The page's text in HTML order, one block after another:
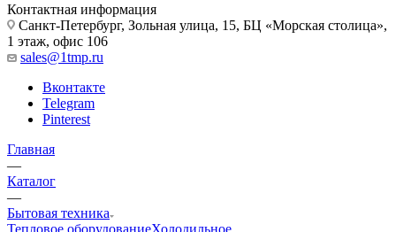
Контактная информация
Санкт-Петербург, Зольная улица, 15, БЦ «Морская столица»,
1 этаж, офис 106
sales@1tmp.ru
Вконтакте
Telegram
Pinterest
Главная
—
Каталог
—
Бытовая техника
Тепловое оборудованиеХолодильное